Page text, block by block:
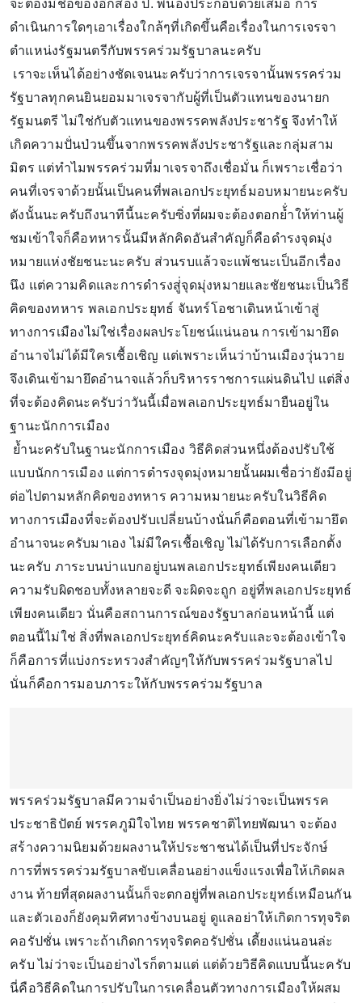
จะต้องมีชื่อของอีกสอง ป. พี่น้องประกอบด้วยเสมอ การ
ดำเนินการใดๆเอาเรื่องใกล้ๆที่เกิดขึ้นคือเรื่องในการเจรจา
ตำแหน่งรัฐมนตรีกับพรรคร่วมรัฐบาลนะครับ
เราจะเห็นได้อย่างชัดเจนนะครับว่าการเจรจานั้นพรรคร่วม
รัฐบาลทุกคนยินยอมมาเจรจากับผู้ที่เป็นตัวแทนของนายก
รัฐมนตรี ไม่ใช่กับตัวแทนของพรรคพลังประชารัฐ จึงทำให้
เกิดความปั่นป่วนขึ้นจากพรรคพลังประชารัฐและกลุุ่มสาม
มิตร แต่ทำไมพรรคร่วมที่มาเจรจาถึงเชื่อมั่น ก็เพราะเชื่อว่า
คนที่เจรจาด้วยนั้นเป็นคนที่พลเอกประยุทธ์มอบหมายนะครับ
ดังนั้นนะครับถึงนาทีนี้นะครับซิ่งที่ผมจะต้องตอกย้่ำให้ท่านผู้
ชมเข้าใจก็คือทหารนั้นมีหลักคิดอันสำคัญก็คือดำรงจุดมุ่ง
หมายแห่งชัยชนะนะครับ ส่วนรบแล้วจะแพ้ชนะเป็นอีกเรื่อง
นึง แต่ความคิดและการดำรงสู่่จุดมุ่งหมายและชัยชนะเป็นวิธี
คิดของทหาร พลเอกประยุทธ์ จันทร์โอชาเดินหน้าเข้าสู่
ทางการเมืองไม่ใช่เรื่องผลประโยชน์แน่นอน การเข้ามายึด
อำนาจไม่ได้มีใครเชื้อเชิญ แต่เพราะเห็นว่าบ้านเมืองวุ่นวาย
จึงเดินเข้ามายึดอำนาจแล้วก็บริหารราชการแผ่นดินไป แต่สิ่ง
ที่จะต้องคิดนะครับว่าวันนี้เมื่อพลเอกประยุทธ์มายืนอยู่ใน
ฐานะนักการเมือง
ย้ำนะครับในฐานะนักการเมือง วิธีคิดส่วนหนึ่งต้องปรับใช้
แบบนักการเมือง แต่การดำรงจุดมุ่งหมายนั้นผมเชื่อว่ายังมีอยู่
ต่อไปตามหลักคิดของทหาร ความหมายนะครับในวิธีคิด
ทางการเมืองที่จะต้องปรับเปลี่ยนบ้างนั่นก็คือตอนที่เข้ามายึด
อำนาจนะครับมาเอง ไม่มีใครเชื้อเชิญ ไม่ได้รับการเลือกตั้ง
นะครับ ภาระบนบ่าแบกอยู่บนพลเอกประยุทธ์เพียงคนเดียว
ความรับผิดชอบทั้งหลายจะดี จะผิดจะถูก อยู่ที่พลเอกประยุทธ์
เพียงคนเดียว นั่นคือสถานการณ์ของรัฐบาลก่อนหน้านี้ แต่
ตอนนี้ไม่ใช่ สิ่งที่พลเอกประยุทธ์คิดนะครับและจะต้องเข้าใจ
ก็คือการที่แบ่งกระทรวงสำคัญๆให้กับพรรคร่วมรัฐบาลไป
นั่นก็คือการมอบภาระให้กับพรรคร่วมรัฐบาล
พรรคร่วมรัฐบาลมีความจำเป็นอย่างยิ่งไม่ว่าจะเป็นพรรค
ประชาธิปัตย์ พรรคภูมิใจไทย พรรคชาติไทยพัฒนา จะต้อง
สร้างความนิยมด้วยผลงานให้ประชาชนได้เป็นที่ประจักษ์
การที่พรรคร่วมรัฐบาลขับเคลื่อนอย่างแข็งแรงเพื่อให้เกิดผล
งาน ท้ายที่สุดผลงานนั้นก็จะตกอยู่ที่พลเอกประยุทธ์เหมือนกัน
และตัวเองก็ยังคุมทิศทางข้างบนอยู่ ดูแลอย่าให้เกิดการทุจริต
คอรัปชั่น เพราะถ้าเกิดการทุจริตคอรัปชั่น เดี้ยงแน่นอนล่ะ
ครับ ไม่ว่าจะเป็นอย่างไรก็ตามแต่ แต่ด้วยวิธีคิดแบบนี้นะครับ
นี่คือวิธีคิดในการปรับในการเคลื่อนตัวทางการเมืองให้ผสม